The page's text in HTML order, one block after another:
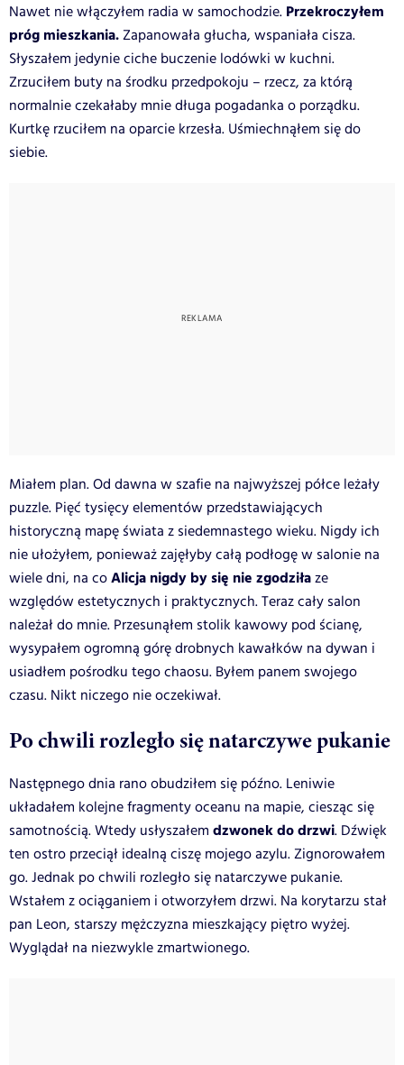
Nawet nie włączyłem radia w samochodzie. Przekroczyłem
próg mieszkania.Zapanowała głucha, wspaniała cisza.
Słyszałem jedynie ciche buczenie lodówki w kuchni.
Zrzuciłem buty na środku przedpokoju – rzecz, za którą
normalnie czekałaby mnie długa pogadanka o porządku.
Kurtkę rzuciłem na oparcie krzesła. Uśmiechnąłem się do
siebie.
Miałem plan. Od dawna w szafie na najwyższej półce leżały
puzzle. Pięć tysięcy elementów przedstawiających
historyczną mapę świata z siedemnastego wieku. Nigdy ich
nie ułożyłem, ponieważ zajęłyby całą podłogę w salonie na
wiele dni, na coAlicja nigdy by się nie zgodziłaze
względów estetycznych i praktycznych. Teraz cały salon
należał do mnie. Przesunąłem stolik kawowy pod ścianę,
wysypałem ogromną górę drobnych kawałków na dywan i
usiadłem pośrodku tego chaosu. Byłem panem swojego
czasu. Nikt niczego nie oczekiwał.
Po chwili rozległo się natarczywe pukanie
Następnego dnia rano obudziłem się późno. Leniwie
układałem kolejne fragmenty oceanu na mapie, ciesząc się
samotnością. Wtedy usłyszałem dzwonek do drzwi. Dźwięk
ten ostro przeciął idealną ciszę mojego azylu. Zignorowałem
go. Jednak po chwili rozległo się natarczywe pukanie.
Wstałem z ociąganiem i otworzyłem drzwi. Na korytarzu stał
pan Leon, starszy mężczyzna mieszkający piętro wyżej.
Wyglądał na niezwykle zmartwionego.